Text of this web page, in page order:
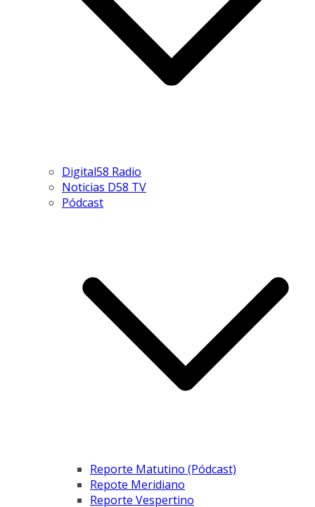
Digital58 Radio
Noticias D58 TV
Pódcast
Reporte Matutino (Pódcast)
Repote Meridiano
Reporte Vespertino